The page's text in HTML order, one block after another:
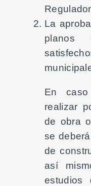
Regulador
La
planos
En
realizar
de obra
se
de
así
estudios